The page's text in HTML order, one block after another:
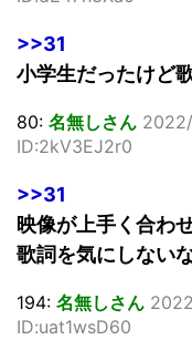
>>31
小学生だったけど
80: 名無しさん
ID:2kV3EJ2r0
>>31
映像が上手く合わ
歌詞を気にしない
194: 名無しさん
ID:uat1wsD60